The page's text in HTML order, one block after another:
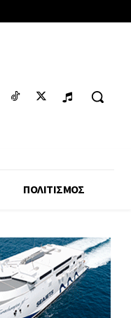
ΠΟΛΙΤΙΣΜΌΣ